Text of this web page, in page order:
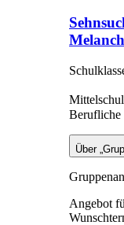
Berufliche
Über
Angebot